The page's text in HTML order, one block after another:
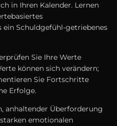
i‬n I‬hren Kalender. Lernen
e‬in Schuldgefühl-getriebenes
S‬ie I‬hre Werte
k‬önnen s‬ich verändern;
S‬ie Fortschritte
Erfolge.
anhaltender Überforderung
emotionalen